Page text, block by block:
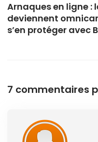
Arnaques en ligne :
deviennent
s’en protéger avec
7 commentaires